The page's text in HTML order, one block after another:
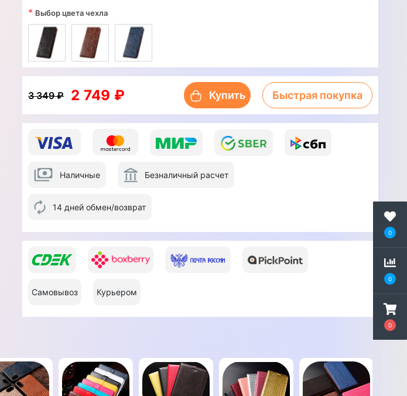
0
0
0
Наличные Безналичный расчет
14 дней обмен/возврат
Самовывоз Курьером
* Выбор цвета чехла
2 749 ₽
3 349 ₽ Купить Быстрая покупка